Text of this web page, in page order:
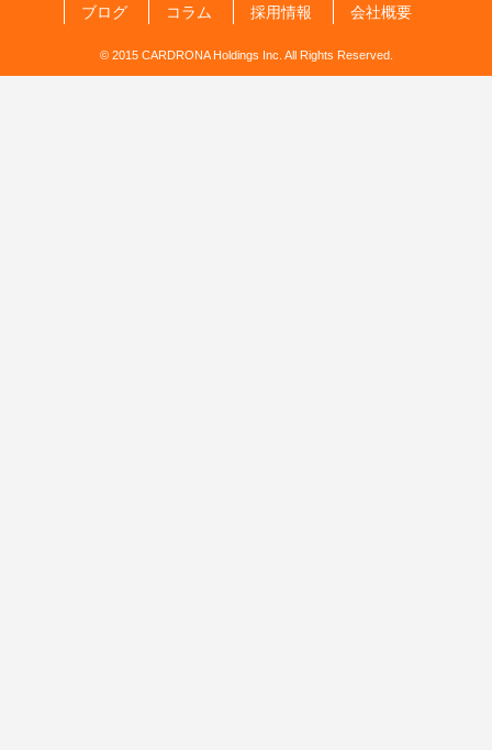
ブログ コラム 採用情報 会社概要
© 2015 CARDRONA Holdings Inc. All Rights Reserved.